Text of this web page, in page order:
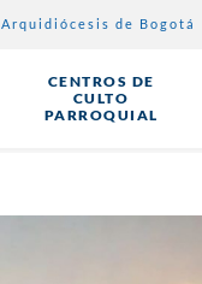
Arquidiócesis de Bogotá
CENTROS DE
CULTO
PARROQUIAL